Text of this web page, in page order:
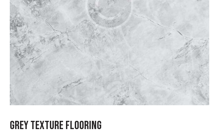
GREY TEXTURE FLOORING